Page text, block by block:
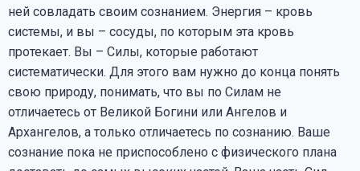
ней совладать своим сознанием. Энергия – кровь
системы, и вы – сосуды, по которым эта кровь
протекает. Вы – Силы, которые работают
систематически. Для этого вам нужно до конца понять
свою природу, понимать, что вы по Силам не
отличаетесь от Великой Богини или Ангелов и
Архангелов, а только отличаетесь по сознанию. Ваше
сознание пока не приспособлено с физического плана